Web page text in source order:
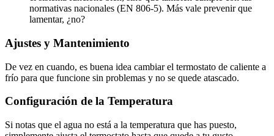
normativas nacionales (EN 806-5). Más vale prevenir que
lamentar, ¿no?
Ajustes y Mantenimiento
De vez en cuando, es buena idea cambiar el termostato de caliente a
frío para que funcione sin problemas y no se quede atascado.
Configuración de la Temperatura
Si notas que el agua no está a la temperatura que has puesto,